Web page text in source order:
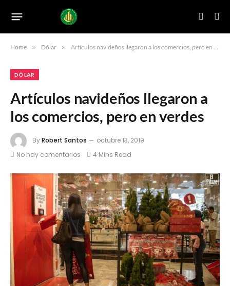
Home » Dólar » Artículos navideños llegaron a los comercios, pero en verdes
DÓLAR
Artículos navideños llegaron a
los comercios, pero en verdes
ByRobert Santos
octubre 13, 2019
No hay comentarios
4 Mins Read